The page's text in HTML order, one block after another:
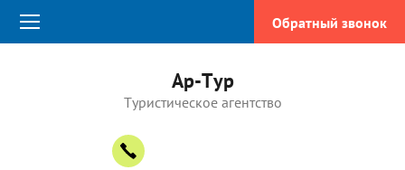
Ар-Тур
Туристическое агентство
Обратный звонок